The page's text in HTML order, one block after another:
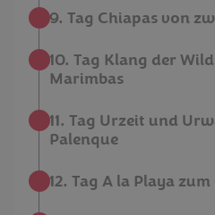
9. Tag Chiapas von
10. Tag Klang der
Marimbas
11. Tag Urzeit und
Palenque
12. Tag A la Playa